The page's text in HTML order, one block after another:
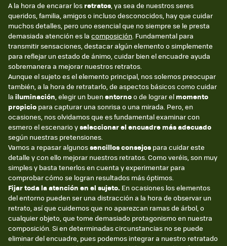
A la hora de encarar los retratos, ya sea de nuestros seres
queridos, familia, amigos o incluso desconocidos, hay que cuidar
muchos detalles, pero uno esencial que no siempre se le presta
demasiada atención es la composición. Fundamental para
transmitir sensaciones, destacar algún elemento o simplemente
para reflejar un estado de ánimo, cuidar bien el encuadre ayuda
sobremanera a mejorar nuestros retratos.
Aunque el sujeto es el elemento principal, nos solemos preocupar
también, a la hora de retratarlo, de aspectos básicos como cuidar
la iluminación, elegir un buenentornoo de lograr el momento
propicio para capturar una sonrisa o una mirada. Pero, en
ocasiones, nos olvidamos que es fundamental examinar con
esmero el escenario yseleccionar el encuadre más adecuado
según nuestras pretensiones.
Vamos a repasar algunossencillos consejos para cuidar este
detalle y con ello mejorar nuestros retratos. Como veréis, son muy
simples y basta tenerlos en cuenta y experimentar para
comprobar cómo se logran resultados más óptimos.
Fijar toda la atención en el sujeto. En ocasiones los elementos
del entorno pueden ser una distracción a la hora de observar un
retrato, así que cuidemos que no aparezcan ramas de árbol, o
cualquier objeto, que tome demasiado protagonismo en nuestra
composición. Si en determinadas circunstancias no se puede
eliminar del encuadre, pues podemos integrar a nuestro retratado